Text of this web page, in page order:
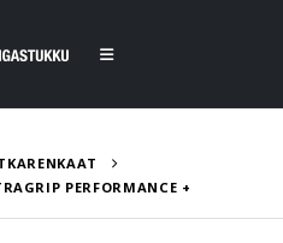
PERFORMANCE +